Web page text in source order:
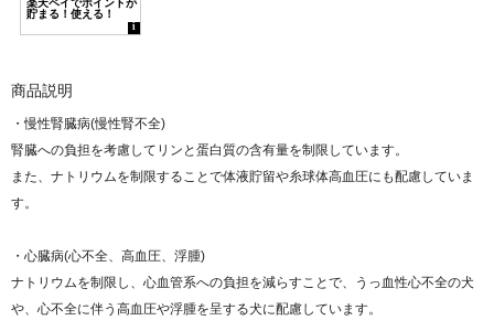
商品説明
・慢性腎臓病(慢性腎不全)
腎臓への負担を考慮してリンと蛋白質の含有量を制限しています。
また、ナトリウムを制限することで体液貯留や糸球体高血圧にも配慮していま
す。
・心臓病(心不全、高血圧、浮腫)
ナトリウムを制限し、心血管系への負担を減らすことで、うっ血性心不全の犬
や、心不全に伴う高血圧や浮腫を呈する犬に配慮しています。